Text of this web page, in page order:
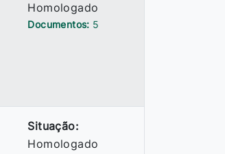
Homologado
Documentos: 5
Situação:
Homologado